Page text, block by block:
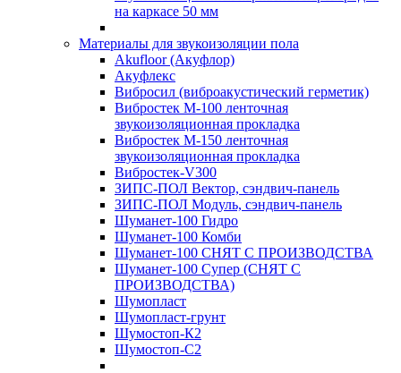
на каркасе 50 мм
Материалы для звукоизоляции пола
Akufloor (Акуфлор)
Акуфлекс
Вибросил (виброакустический герметик)
Вибростек М-100 ленточная
звукоизоляционная прокладка
Вибростек М-150 ленточная
звукоизоляционная прокладка
Вибростек-V300
ЗИПС-ПОЛ Вектор, сэндвич-панель
ЗИПС-ПОЛ Модуль, сэндвич-панель
Шуманет-100 Гидро
Шуманет-100 Комби
Шуманет-100 СНЯТ С ПРОИЗВОДСТВА
Шуманет-100 Супер (СНЯТ С
ПРОИЗВОДСТВА)
Шумопласт
Шумопласт-грунт
Шумостоп-К2
Шумостоп-С2